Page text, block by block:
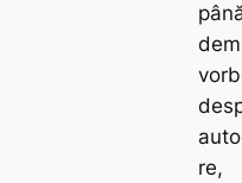
re,